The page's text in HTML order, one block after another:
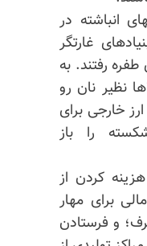
انباشته در
غارتگر
طفره رفتند. به
نظیر نان رو
خارجی برای
را باز
کردن از
برای مهار
و فرستادن